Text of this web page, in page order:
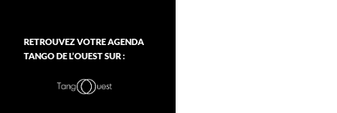
RETROUVEZ VOTRE AGENDA
TANGO DE L’OUEST SUR :